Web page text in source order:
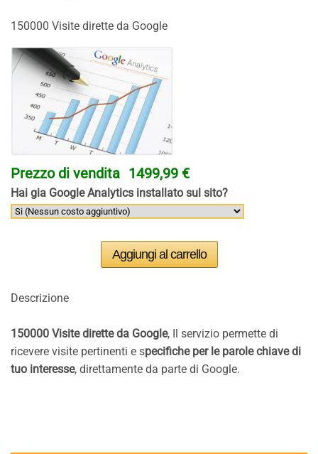
150000 Visite dirette da Google
Prezzo di vendita 1499,99 €
Hai gia Google Analytics installato sul sito?
Descrizione
150000 Visite dirette da Google, Il servizio permette di
ricevere visite pertinenti e specifiche per le parole chiave di
tuo interesse, direttamente da parte di Google.